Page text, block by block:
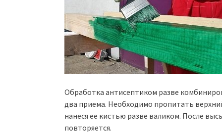
Обработка антисептиком разве
два приема. Необходимо пропитать
нанеся ее кистью разве валиком. После
повторяется.